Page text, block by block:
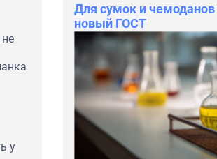
у
Для сумок и чемоданов
новый ГОСТ